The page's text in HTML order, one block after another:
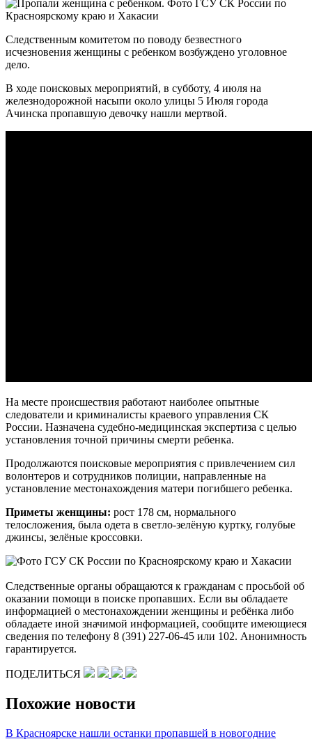
Следственным комитетом по поводу безвестного
исчезновения женщины с ребенком возбуждено уголовное
дело.
В ходе поисковых мероприятий, в субботу, 4 июля на
железнодорожной насыпи около улицы 5 Июля города
Ачинска пропавшую девочку нашли мертвой.
На месте происшествия работают наиболее опытные
следователи и криминалисты краевого управления СК
России. Назначена судебно-медицинская экспертиза с целью
установления точной причины смерти ребенка.
Продолжаются поисковые мероприятия с привлечением сил
волонтеров и сотрудников полиции, направленные на
установление местонахождения матери погибшего ребенка.
Приметы женщины: рост 178 см, нормального
телосложения, была одета в светло-зелёную куртку, голубые
джинсы, зелёные кроссовки.
Следственные органы обращаются к гражданам с просьбой об
оказании помощи в поиске пропавших. Если вы обладаете
информацией о местонахождении женщины и ребёнка либо
обладаете иной значимой информацией, сообщите имеющиеся
сведения по телефону 8 (391) 227-06-45 или 102. Анонимность
гарантируется.
ПОДЕЛИТЬСЯ
Похожие новости
В Красноярске нашли останки пропавшей в новогодние